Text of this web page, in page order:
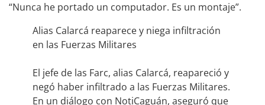
“Nunca he portado un computador. Es un montaje”.
Alias Calarcá reaparece y niega infiltración
en las Fuerzas Militares
El jefe de las Farc, alias Calarcá, reapareció y
negó haber infiltrado a las Fuerzas Militares.
En un diálogo con NotiCaguán, aseguró que